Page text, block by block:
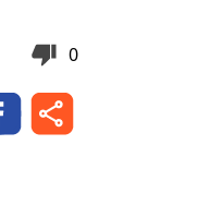
0